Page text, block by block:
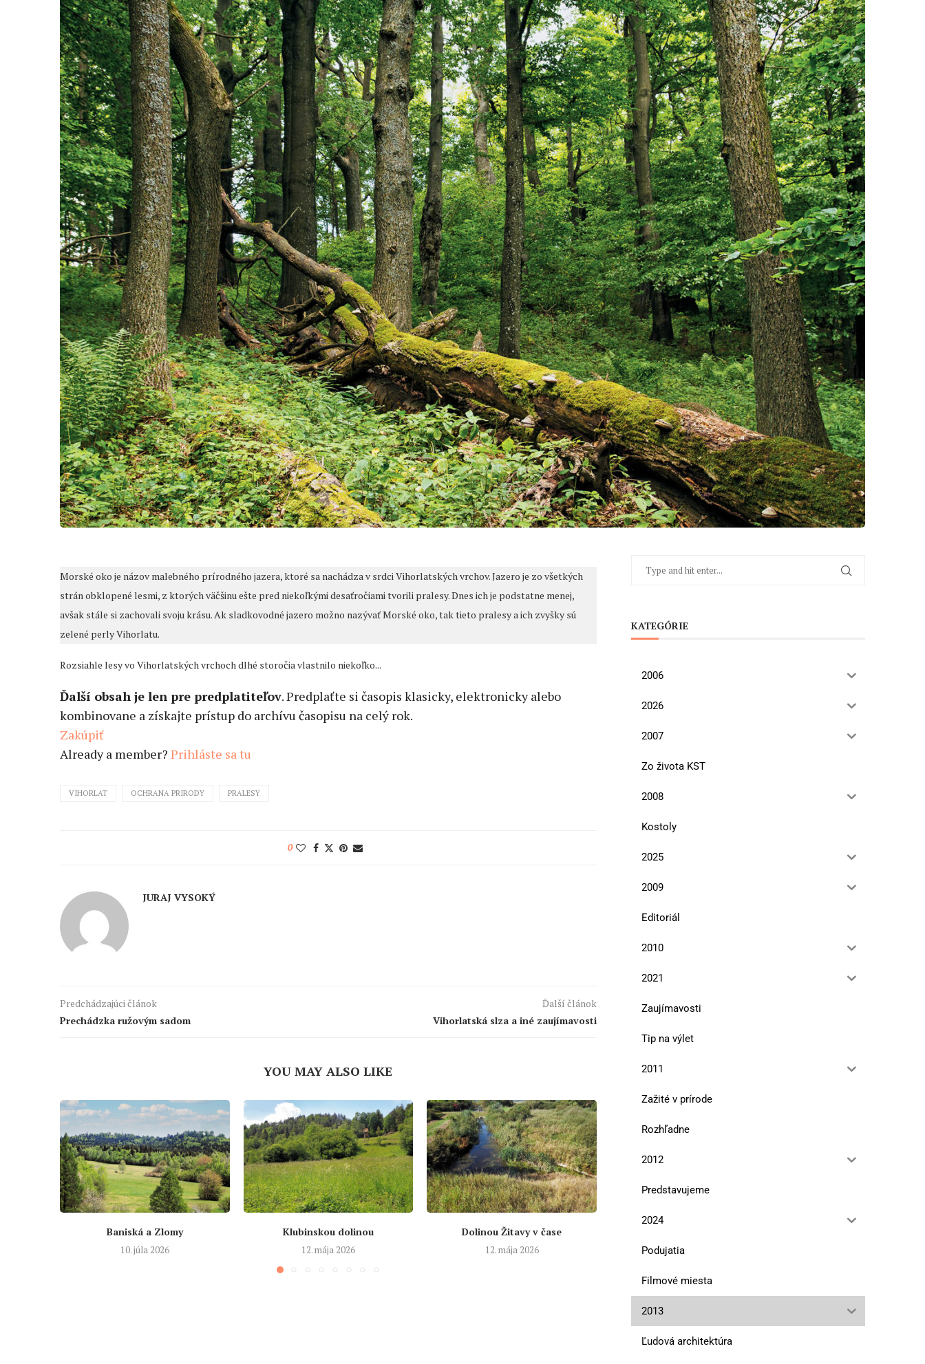
Morské oko je názov malebného prírodného jazera, ktoré sa nachádza v srdci Vihorlatských vrchov. Jazero je zo všetkých
strán obklopené lesmi, z ktorých väčšinu ešte pred niekoľkými desaťročiami tvorili pralesy. Dnes ich je podstatne menej,
avšak stále si zachovali svoju krásu. Ak sladkovodné jazero možno nazývať Morské oko, tak tieto pralesy a ich zvyšky sú
zelené perly Vihorlatu.
Rozsiahle lesy vo Vihorlatských vrchoch dlhé storočia vlastnilo niekoľko...
Ďalší obsah je len pre predplatiteľov. Predplaťte si časopis klasicky, elektronicky alebo
kombinovane a získajte prístup do archívu časopisu na celý rok.
Zakúpiť
Already a member? Prihláste sa tu
VIHORLAT OCHRANA PRIRODY PRALESY
0
JURAJ VYSOKÝ
Predchádzajúci článok
Prechádzka ružovým sadom
Ďalší článok
Vihorlatská slza a iné zaujímavosti
YOU MAY ALSO LIKE
Baniská a Zlomy
10. júla 2026
Klubinskou dolinou
12. mája 2026
Dolinou Žitavy v čase
12. mája 2026 10. marca 2026
KATEGÓRIE
2006
2026
2007
Zo života KST
2008
Kostoly
2025
2009
Editoriál
2010
2021
Zaujímavosti
Tip na výlet
2011
Zažité v prírode
Rozhľadne
2012
Predstavujeme
2024
Podujatia
Filmové miesta
2013
Ľudová architektúra